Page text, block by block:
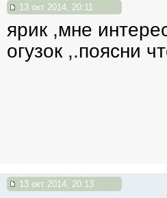
13 окт 2014, 20:11
ярик ,мне
огузок ,.поясни
13 окт 2014, 20:13